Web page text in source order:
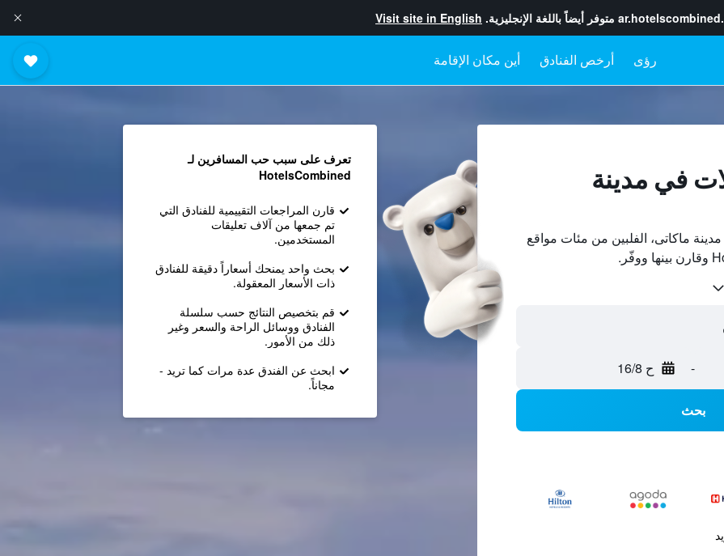
متوفر أيضاً باللغة الإنجليزية. Visit site in English
رؤى أرخص الفنادق أين مكان الإقامة
في مدينة
ماكاتى، الفلبين من مئات مواقع
- ح 16/8
بحث
تعرف على سبب حب المسافرين لـ
HotelsCombined
قارن المراجعات التقييمية للفنادق التي
تم جمعها من آلاف تعليقات
المستخدمين.
بحث واحد يمنحك أسعاراً دقيقة للفنادق
ذات الأسعار المعقولة.
قم بتخصيص النتائج حسب سلسلة
الفنادق ووسائل الراحة والسعر وغير
ذلك من الأمور.
ابحث عن الفندق عدة مرات كما تريد -
مجاناً.